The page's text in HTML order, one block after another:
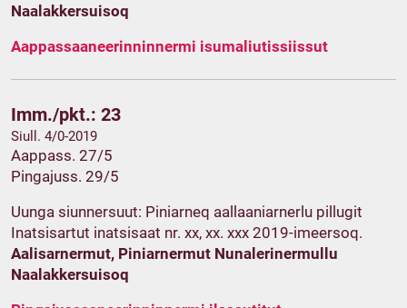
Naalakkersuisoq
Aappassaaneerinninnermi isumaliutissiissut
Imm./pkt.: 23
Siull. 4/0-2019
Aappass. 27/5
Pingajuss. 29/5
Uunga siunnersuut: Piniarneq aallaaniarnerlu pillugit
Inatsisartut inatsisaat nr. xx, xx. xxx 2019-imeersoq.
Aalisarnermut, Piniarnermut Nunalerinermullu
Naalakkersuisoq